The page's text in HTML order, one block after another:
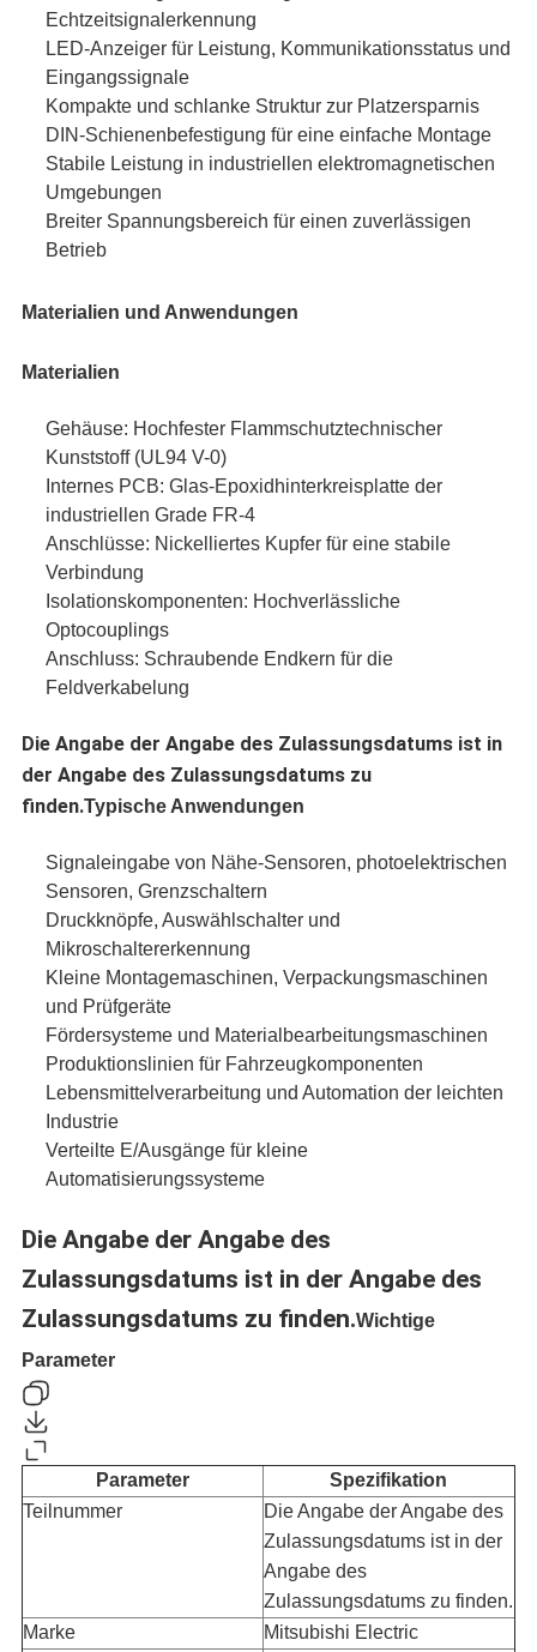
Echtzeitsignalerkennung
LED-Anzeiger für Leistung, Kommunikationsstatus und
Eingangssignale
Kompakte und schlanke Struktur zur Platzersparnis
DIN-Schienenbefestigung für eine einfache Montage
Stabile Leistung in industriellen elektromagnetischen
Umgebungen
Breiter Spannungsbereich für einen zuverlässigen
Betrieb
Materialien und Anwendungen
Materialien
Gehäuse: Hochfester Flammschutztechnischer
Kunststoff (UL94 V-0)
Internes PCB: Glas-Epoxidhinterkreisplatte der
industriellen Grade FR‐4
Anschlüsse: Nickelliertes Kupfer für eine stabile
Verbindung
Isolationskomponenten: Hochverlässliche
Optocouplings
Anschluss: Schraubende Endkern für die
Feldverkabelung
Die Angabe der Angabe des Zulassungsdatums ist in
der Angabe des Zulassungsdatums zu
finden.Typische Anwendungen
Signaleingabe von Nähe-Sensoren, photoelektrischen
Sensoren, Grenzschaltern
Druckknöpfe, Auswählschalter und
Mikroschaltererkennung
Kleine Montagemaschinen, Verpackungsmaschinen
und Prüfgeräte
Fördersysteme und Materialbearbeitungsmaschinen
Produktionslinien für Fahrzeugkomponenten
Lebensmittelverarbeitung und Automation der leichten
Industrie
Verteilte E/Ausgänge für kleine
Automatisierungssysteme
Die Angabe der Angabe des
Zulassungsdatums ist in der Angabe des
Zulassungsdatums zu finden.Wichtige
Parameter
Parameter
Spezifikation
Teilnummer
Die Angabe der Angabe des
Zulassungsdatums ist in der
Angabe des
Zulassungsdatums zu finden.
Marke
Mitsubishi Electric